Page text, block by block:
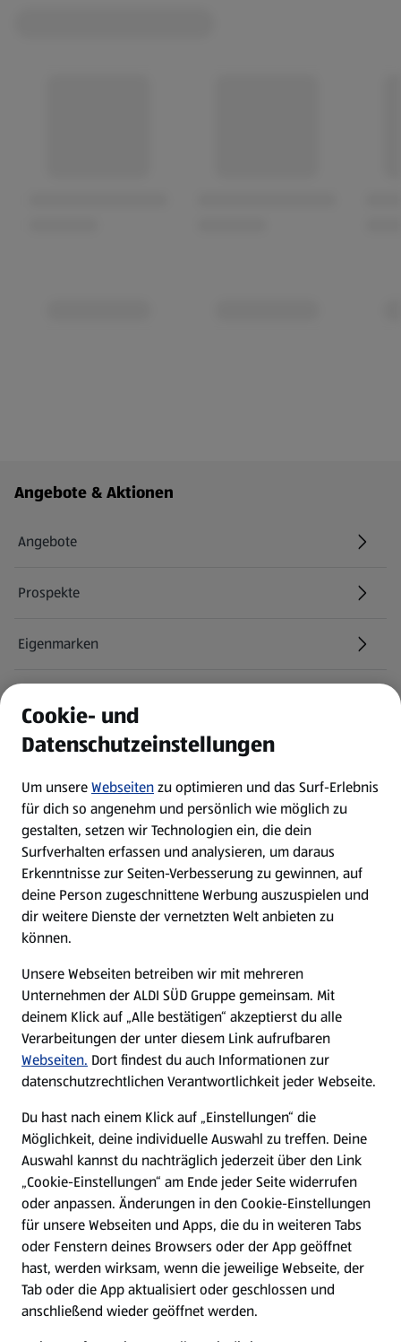
Fußzeilenmenü - weitere Links
Angebote & Aktionen
Angebote
Prospekte
Eigenmarken
Newsletter
WhatsApp
Über ALDI SÜD
Filialen
Nachhaltigkeit
Karriere
Presse
Hilfe & Kontakt
(öffnet in einem neuen Tab)
Unternehmen
Folge uns hier:
Cookie- und
Datenschutzeinstellungen
Um unsereWebseitenzu optimieren und das Surf-Erlebnis
für dich so angenehm und persönlich wie möglich zu
gestalten, setzen wir Technologien ein, die dein
Surfverhalten erfassen und analysieren, um daraus
Erkenntnisse zur Seiten-Verbesserung zu gewinnen, auf
deine Person zugeschnittene Werbung auszuspielen und
dir weitere Dienste der vernetzten Welt anbieten zu
können.
Unsere Webseiten betreiben wir mit mehreren
Unternehmen der ALDI SÜD Gruppe gemeinsam. Mit
deinem Klick auf „Alle bestätigen“ akzeptierst du alle
Verarbeitungen der unter diesem Link aufrufbaren
Webseiten. Dort findest du auch Informationen zur
datenschutzrechtlichen Verantwortlichkeit jeder Webseite.
Du hast nach einem Klick auf „Einstellungen“ die
Möglichkeit, deine individuelle Auswahl zu treffen. Deine
Auswahl kannst du nachträglich jederzeit über den Link
„Cookie-Einstellungen“ am Ende jeder Seite widerrufen
oder anpassen. Änderungen in den Cookie-Einstellungen
für unsere Webseiten und Apps, die du in weiteren Tabs
oder Fenstern deines Browsers oder der App geöffnet
hast, werden wirksam, wenn die jeweilige Webseite, der
Tab oder die App aktualisiert oder geschlossen und
anschließend wieder geöffnet werden.